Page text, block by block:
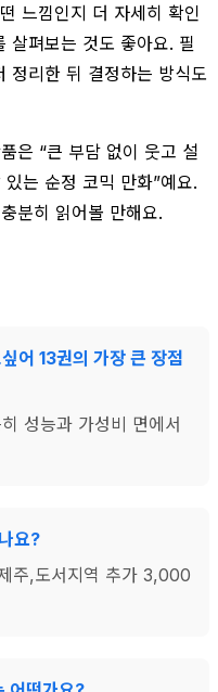
느낌인지 더 자세히 확인
살펴보는 것도 좋아요. 필
정리한 뒤 결정하는 방식도
은 “큰 부담 없이 웃고 설
는 순정 코믹 만화”예요.
분히 읽어볼 만해요.
어 13권의 가장 큰 장점
성능과 가성비 면에서
요?
주,도서지역 추가 3,000